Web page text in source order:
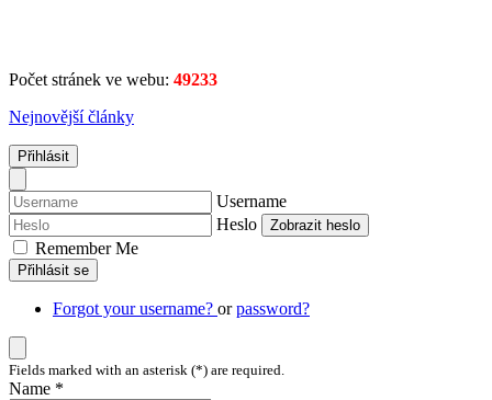
Počet stránek ve webu: 49233
Nejnovější články
Přihlásit
Username
Heslo
Zobrazit heslo
Remember Me
Přihlásit se
Forgot your username? orpassword?
Fields marked with an asterisk (*) are required.
Name *